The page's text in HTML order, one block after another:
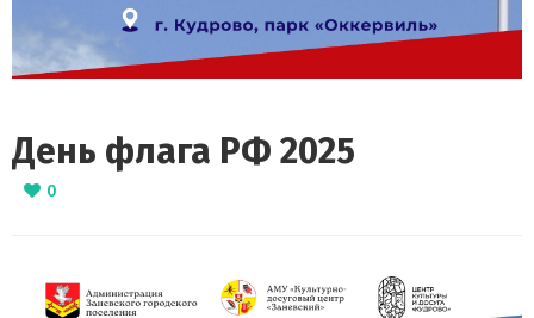
День флага РФ 2025
0